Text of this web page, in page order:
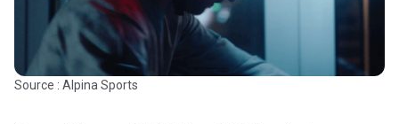
Source : Alpina Sports